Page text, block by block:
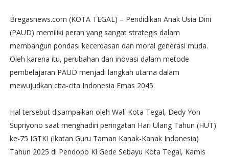
Bregasnews.com (KOTA TEGAL) – Pendidikan Anak Usia Dini
(PAUD) memiliki peran yang sangat strategis dalam
membangun pondasi kecerdasan dan moral generasi muda.
Oleh karena itu, perubahan dan inovasi dalam metode
pembelajaran PAUD menjadi langkah utama dalam
mewujudkan cita-cita Indonesia Emas 2045.
Hal tersebut disampaikan oleh Wali Kota Tegal, Dedy Yon
Supriyono saat menghadiri peringatan Hari Ulang Tahun (HUT)
ke-75 IGTKI (Ikatan Guru Taman Kanak-Kanak Indonesia)
Tahun 2025 di Pendopo Ki Gede Sebayu Kota Tegal, Kamis